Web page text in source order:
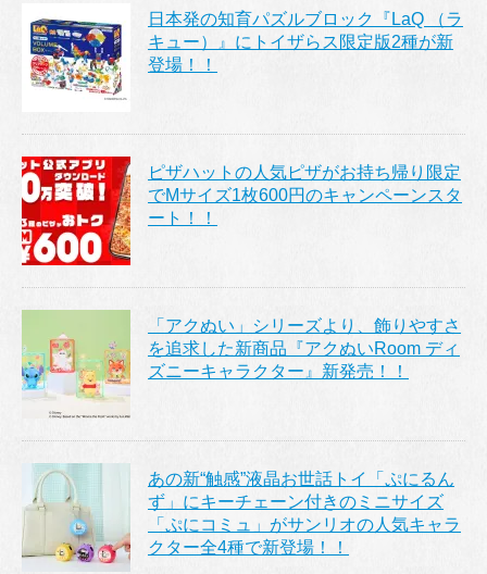
日本発の知育パズルブロック『LaQ （ラ
キュー）』にトイザらス限定版2種が新
登場！！
ピザハットの人気ピザがお持ち帰り限定
でMサイズ1枚600円のキャンペーンスタ
ート！！
「アクぬい」シリーズより、飾りやすさ
を追求した新商品『アクぬいRoom ディ
ズニーキャラクター』新発売！！
あの新“触感”液晶お世話トイ「ぷにるん
ず」にキーチェーン付きのミニサイズ
「ぷにコミュ」がサンリオの人気キャラ
クター全4種で新登場！！